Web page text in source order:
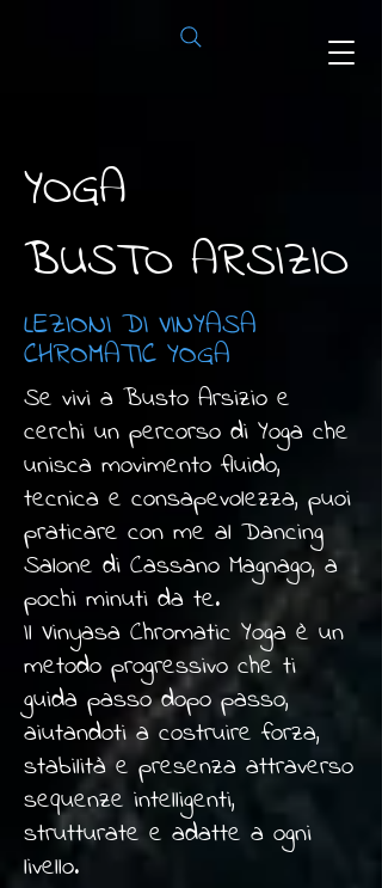
YOGA
BUSTO ARSIZIO
LEZIONI DI VINYASA
CHROMATIC YOGA
Se vivi a Busto Arsizio e
cerchi un percorso di Yoga che
unisca movimento fluido,
tecnica e consapevolezza, puoi
praticare con me al Dancing
Salone di Cassano Magnago, a
pochi minuti da te.
Il Vinyasa Chromatic Yoga è un
metodo progressivo che ti
guida passo dopo passo,
aiutandoti a costruire forza,
stabilità e presenza attraverso
sequenze intelligenti,
strutturate e adatte a ogni
livello.